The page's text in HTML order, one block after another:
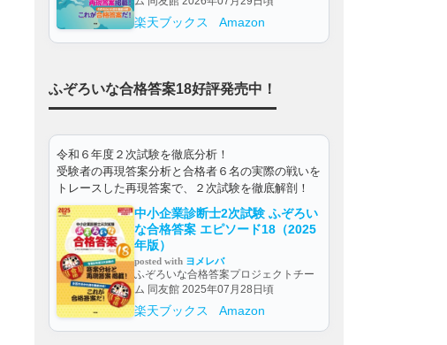
楽天ブックス Amazon
ふぞろいな合格答案18好評発売中！
令和６年度２次試験を徹底分析！
受験者の再現答案分析と合格者６名の実際の戦いを
トレースした再現答案で、２次試験を徹底解剖！
中小企業診断士2次試験 ふぞろい
な合格答案 エピソード18（2025
年版）
posted with ヨメレバ
ふぞろいな合格答案プロジェクトチー
ム 同友館 2025年07月28日頃
楽天ブックス Amazon